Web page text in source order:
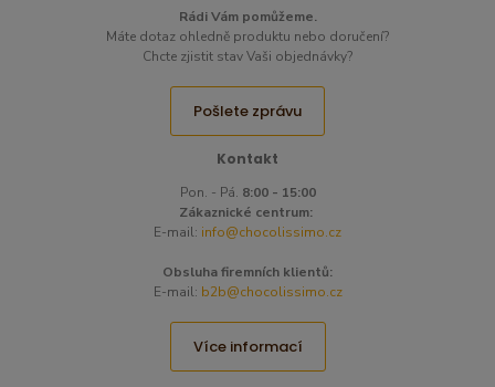
Kontakt
Pon. - Pá. 8:00 - 15:00
Zákaznické centrum:
E-mail: info@chocolissimo.cz
Obsluha firemních klientů:
E-mail: b2b@chocolissimo.cz
Více informací
Rádi Vám pomůžeme.
Máte dotaz ohledně produktu nebo doručení?
Chcte zjistit stav Vaši objednávky?
Pošlete zprávu